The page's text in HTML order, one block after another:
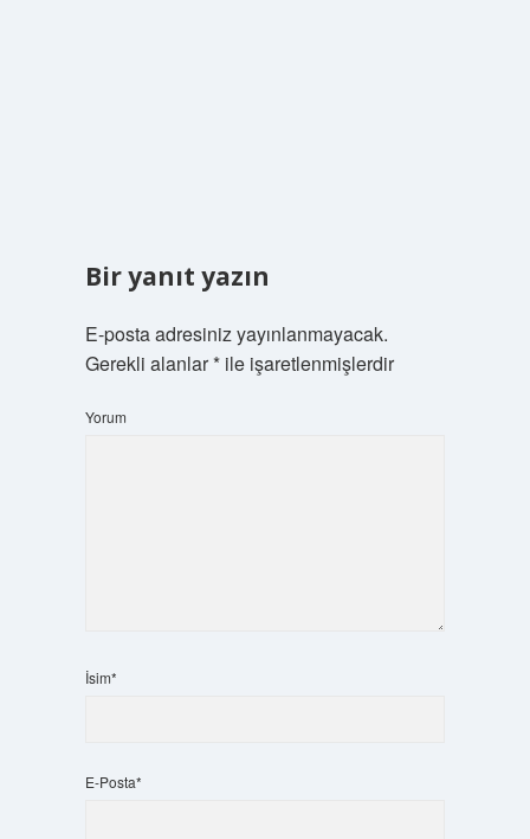
Bir yanıt yazın
E-posta adresiniz yayınlanmayacak.
Gerekli alanlar*ile işaretlenmişlerdir
Yorum
İsim*
E-Posta*